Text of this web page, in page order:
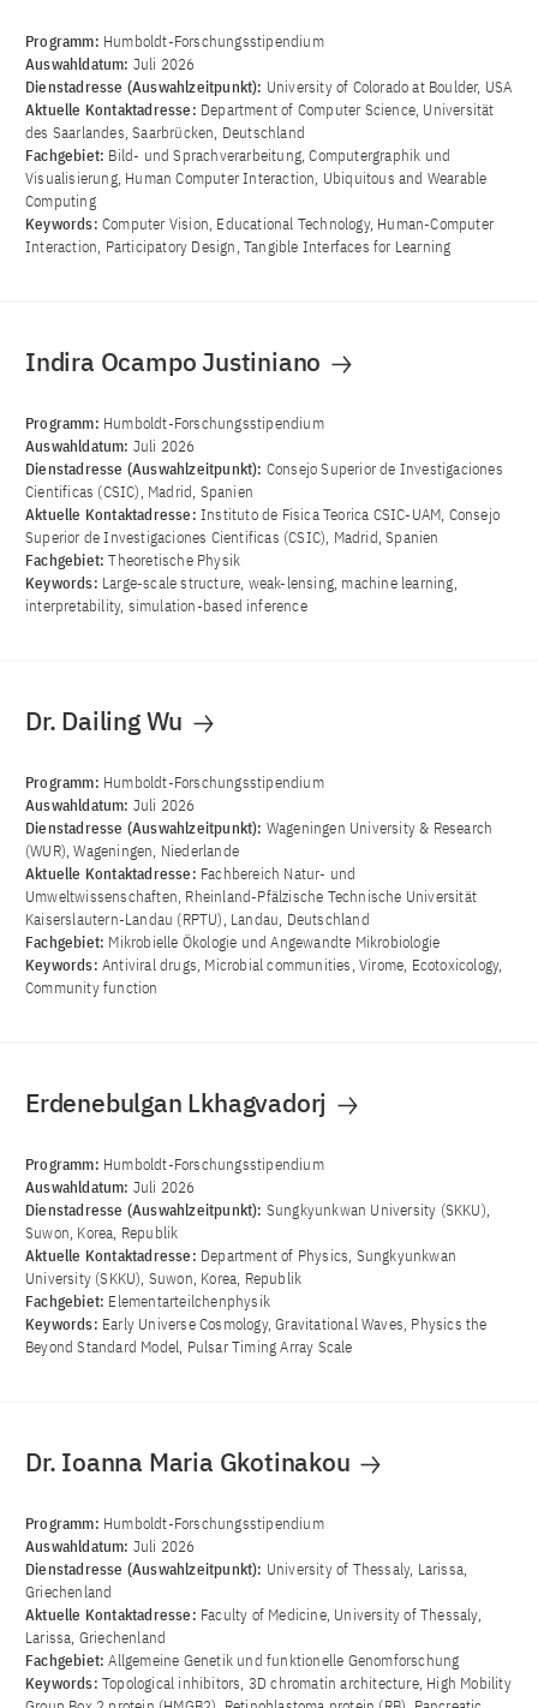
Programm: Humboldt-Forschungsstipendium
Auswahldatum: Juli 2026
Dienstadresse (Auswahlzeitpunkt): University of Colorado at Boulder, USA
Aktuelle Kontaktadresse: Department of Computer Science, Universität
des Saarlandes, Saarbrücken, Deutschland
Fachgebiet: Bild- und Sprachverarbeitung, Computergraphik und
Visualisierung, Human Computer Interaction, Ubiquitous and Wearable
Computing
Keywords: Computer Vision, Educational Technology, Human-Computer
Interaction, Participatory Design, Tangible Interfaces for Learning
Indira Ocampo Justiniano
Programm: Humboldt-Forschungsstipendium
Auswahldatum: Juli 2026
Dienstadresse (Auswahlzeitpunkt): Consejo Superior de Investigaciones
Cientificas (CSIC), Madrid, Spanien
Aktuelle Kontaktadresse: Instituto de Fisica Teorica CSIC-UAM, Consejo
Superior de Investigaciones Cientificas (CSIC), Madrid, Spanien
Fachgebiet:Theoretische Physik
Keywords: Large-scale structure, weak-lensing, machine learning,
interpretability, simulation-based inference
Dr. Dailing Wu
Programm: Humboldt-Forschungsstipendium
Auswahldatum: Juli 2026
Dienstadresse (Auswahlzeitpunkt): Wageningen University & Research
(WUR), Wageningen, Niederlande
Aktuelle Kontaktadresse: Fachbereich Natur- und
Umweltwissenschaften, Rheinland-Pfälzische Technische Universität
Kaiserslautern-Landau (RPTU), Landau, Deutschland
Fachgebiet: Mikrobielle Ökologie und Angewandte Mikrobiologie
Keywords: Antiviral drugs, Microbial communities, Virome, Ecotoxicology,
Community function
Erdenebulgan Lkhagvadorj
Programm: Humboldt-Forschungsstipendium
Auswahldatum: Juli 2026
Dienstadresse (Auswahlzeitpunkt): Sungkyunkwan University (SKKU),
Suwon, Korea, Republik
Aktuelle Kontaktadresse: Department of Physics, Sungkyunkwan
University (SKKU), Suwon, Korea, Republik
Fachgebiet: Elementarteilchenphysik
Keywords: Early Universe Cosmology, Gravitational Waves, Physics the
Beyond Standard Model, Pulsar Timing Array Scale
Dr. Ioanna Maria Gkotinakou
Programm: Humboldt-Forschungsstipendium
Auswahldatum: Juli 2026
Dienstadresse (Auswahlzeitpunkt): University of Thessaly, Larissa,
Griechenland
Aktuelle Kontaktadresse: Faculty of Medicine, University of Thessaly,
Larissa, Griechenland
Fachgebiet:Allgemeine Genetik und funktionelle Genomforschung
Keywords: Topological inhibitors, 3D chromatin architecture, High Mobility